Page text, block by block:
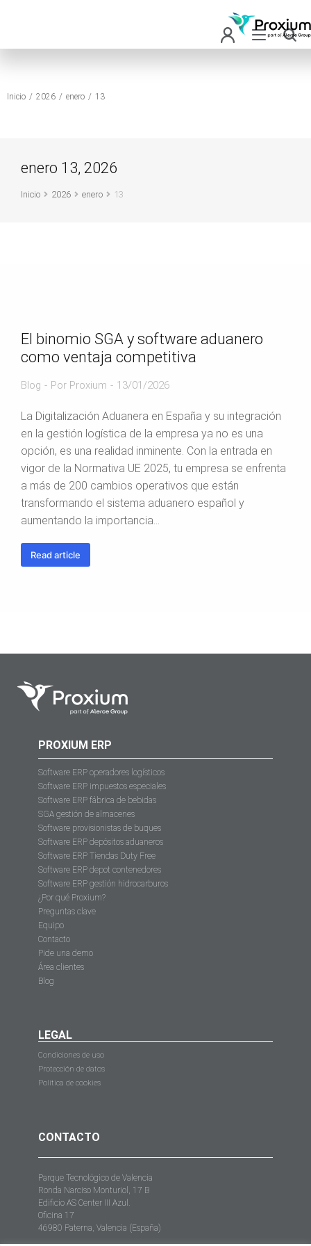
Estás aquí:
Inicio 2026 enero 13
enero 13, 2026
Estás aquí:
Inicio 2026 enero 13
El binomio SGA y software aduanero
como ventaja competitiva
Blog Por Proxium 13/01/2026
La Digitalización Aduanera en España y su integración
en la gestión logística de la empresa ya no es una
opción, es una realidad inminente. Con la entrada en
vigor de la Normativa UE 2025, tu empresa se enfrenta
a más de 200 cambios operativos que están
transformando el sistema aduanero español y
aumentando la importancia…
Read article
PROXIUM ERP
Software ERP operadores logísticos
Software ERP impuestos especiales
Software ERP fábrica de bebidas
SGA gestión de almacenes
Software provisionistas de buques
Software ERP depósitos aduaneros
Software ERP Tiendas Duty Free
Software ERP depot contenedores
Software ERP gestión hidrocarburos
¿Por qué Proxium?
Preguntas clave
Equipo
Contacto
Pide una demo
Área clientes
Blog
LEGAL
Condiciones de uso
Protección de datos
Política de cookies
CONTACTO
Parque Tecnológico de Valencia
Ronda Narciso Monturiol, 17 B
Edificio AS Center III Azul.
Oficina 17
46980 Paterna, Valencia (España)